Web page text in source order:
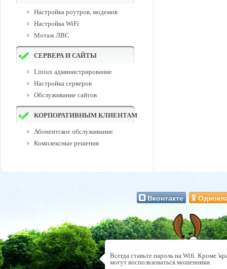
Настройка роутров, модемов
Настройка WiFi
Мотаж ЛВС
СЕРВЕРА И САЙТЫ
Liniux администрирование
Настройка серверов
Обслуживание сайтов
КОРПОРАТИВНЫМ КЛИЕНТАМ
Абонентское обслуживание
Комплексные решения
Вконтакте
Всегда ставьте пароль на Wifi. Кроме
могут воспользоваться мошенники.